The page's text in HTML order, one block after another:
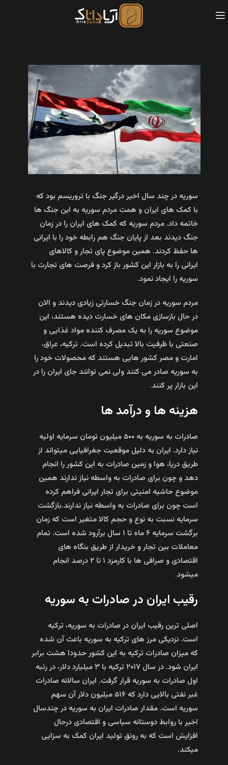
سوریه در چند سال اخیر درگیر جنگ با تروریسم بود که
با کمک های ایران و همت مردم سوریه به این جنگ ها
خاتمه داد. مردم سوریه که کمک های ایران را در زمان
جنگ دیدند بعد از پایان جنگ هم رابطه خود را با ایرانی
ها حفظ کردند. همین موضوع پای تجار و کالاهای
ایرانی را به بازار این کشور باز کرد و فرصت های تجارت با
سوریه را ایجاد نمود.
مردم سوریه در زمان جنگ خسارتی زیادی دیدند و الان
در حال بازسازی مکان های خسارت دیده هستند، این
موضوع سوریه را به یک مصرف کننده مواد غذایی و
صنعتی با ظرفیت بالا تبدیل کرده است. ترکیه، عراق،
امارت و مصر کشور هایی هستند که محصولات خود را
به سوریه صادر می کنند ولی نمی توانند جای ایران را در
این بازار پر کنند.
هزینه ها و درآمد ها
صادرات به سوریه به ۵۰۰ میلیون تومان سرمایه اولیه
نیاز دارد. ایران به دلیل موقعیت جغرافیایی میتواند از
طریق دریا، هوا و زمین صادرات به این کشور را انجام
دهد و چون برای صادرات به واسطه نیاز ندارند همین
موضوع حاشیه امنیتی برای تجار ایرانی فراهم کرده
است چون برای صادرات به واسطه نیاز ندارند.بازگشت
سرمایه نسبت به نوع و حجم کالا متغیر است که زمان
برگشت سرمایه ۶ ماه تا ۱ سال برآرود شده است. تمام
معاملات بین تجار و خریدار از طریق بنگاه های
اقتصادی و صرافی ها با کارمزد ۱ تا ۲ درصد انجام
میشود.
رقیب ایران در صادرات به سوریه
اصلی ترین رقیب ایران در صادرات به سوریه، ترکیه
است. نزدیکی مرز های ترکیه به سوریه باعث آن شده
که میزان صادرات ترکیه به این کشور حدودا هشت برابر
ایران شود. در سال ۲۰۱۷ ترکیه با ۳ میلیارد دلار، در رتبه
اول صادرات به سوریه قرار گرفت. ایران سالانه صادرات
غبر نفتی بالایی دارد که ۵۱۶ میلیون دلار آن سهم
سوریه است. مقدار صادرات ایران به سوریه در چندسال
اخیر با روابط دوستانه سیاسی و اقتصادی درحال
افزایش است که به رونق تولید ایران کمک به سزایی
میکند.